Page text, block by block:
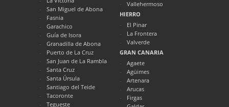
San Miguel de Abona
Fasnia
Garachico
Guía de Isora
Granadilla de Abona
Puerto de La Cruz
San Juan de La Rambla
Santa Cruz
Santa Úrsula
Santiago del Teide
Tacoronte
Tegueste
Vallehermoso
HIERRO
El Pinar
La Frontera
Valverde
GRAN CANARIA
Agaete
Agüimes
Artenara
Arucas
Firgas